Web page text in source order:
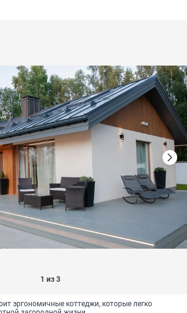
1 из 3
эргономичные коттеджи, которые легко